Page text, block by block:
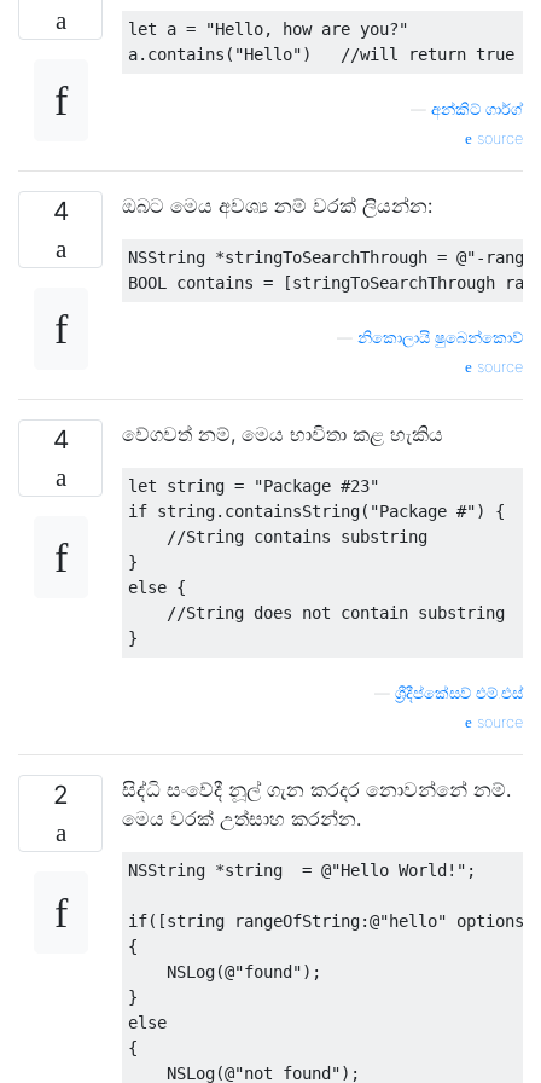
let a =
"Hello, how are you?"
a. contains ( "Hello") //will return true
අන්කිට් ගාර්ග්
source
4 ඔබට මෙය අවශ්‍ය නම් වරක් ලියන්න:
NSString *stringToSearchThrough = @"-
BOOL contains = [stringToSearchThrough
නිකොලායි ෂුබෙන්කොව්
source
4 වේගවත් නම්, මෙය භාවිතා කළ හැකිය
let string =
"Package #23"
if string. containsString( "Package #")
{
//String contains substring
}
else {
//String does not contain substring
}
ශ්‍රීදීප්කේසව් එම්.එස්
source
2
සිද්ධි සංවේදී නූල් ගැන කරදර නොවන්නේ නම්.
මෙය වරක් උත්සාහ කරන්න.
NSString *string = @"Hello World!" ;
if([string rangeOfString:@"hello" options
{
NSLog(@"found");
}
else
{
NSLog(@"not found");